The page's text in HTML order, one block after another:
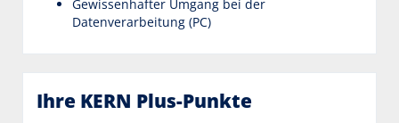
Gewissenhafter Umgang bei der
Datenverarbeitung (PC)
Ihre KERN Plus-Punkte